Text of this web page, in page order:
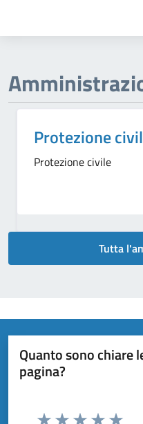
Protezione
Protezione civile
Tutta
Quanto sono chiare
pagina?
Valuta da 1 a 5 stelle la